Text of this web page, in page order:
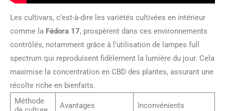
Les cultivars, c’est-à-dire les variétés cultivées en intérieur
comme la Fédora 17, prospèrent dans ces environnements
contrôlés, notamment grâce à l’utilisation de lampes full
spectrum qui reproduisent fidèlement la lumière du jour. Cela
maximise la concentration en CBD des plantes, assurant une
récolte riche en bienfaits.
Méthode
Avantages Inconvénients